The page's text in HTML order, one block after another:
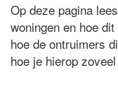
Op deze pagina
woningen en hoe
hoe de ontruimers
hoe je hierop